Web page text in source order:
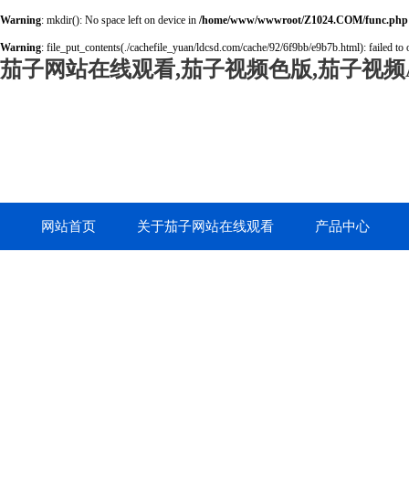
Warning: mkdir(): No space left on device in /home/www/wwwroot/Z1024.COM/func.php
Warning: file_put_contents(./cachefile_yuan/ldcsd.com/cache/92/6f9bb/e9b7b.html): failed
茄子网站在线观看,茄子视频色版,茄子视
网站首页 关于茄子网站在线观看 产品中心